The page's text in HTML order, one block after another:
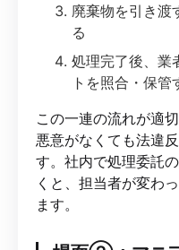
廃棄物を引き渡
る
処理完了後、業
トを照合・保管
この一連の流れが適
悪意がなくても法違
す。社内で処理委託
くと、担当者が変わ
ます。